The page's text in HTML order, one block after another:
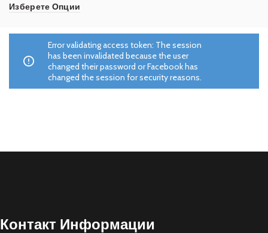
Изберете Опции
Error validating access token: The session
has been invalidated because the user
changed their password or Facebook has
changed the session for security reasons.
Контакт Информации